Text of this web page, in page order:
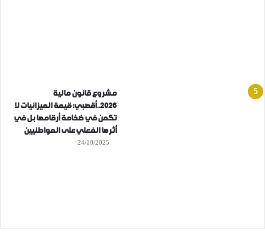
مشروع قانون مالية
2026..أقصبي: قيمة الميزانيات لا
تكمن في ضخامة أرقامها بل في
أثرها الفعلي على المواطنيين
24/10/2025